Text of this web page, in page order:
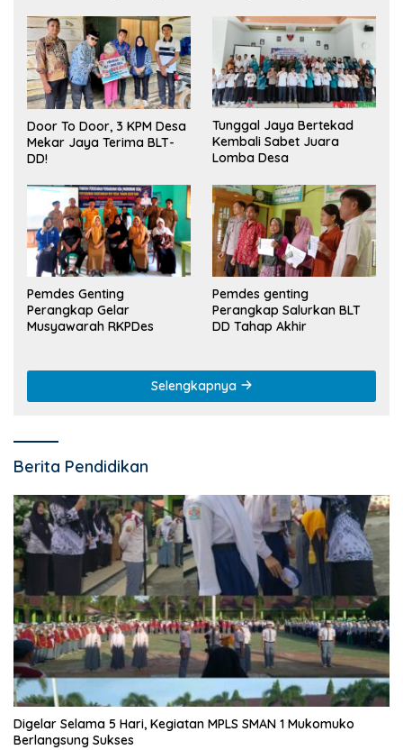
Door To Door, 3 KPM Desa
Mekar Jaya Terima BLT-
DD!
Tunggal Jaya Bertekad
Kembali Sabet Juara
Lomba Desa
Pemdes Genting
Perangkap Gelar
Musyawarah RKPDes
Pemdes genting
Perangkap Salurkan BLT
DD Tahap Akhir
Selengkapnya
Berita Pendidikan
Digelar Selama 5 Hari, Kegiatan MPLS SMAN 1 Mukomuko
Berlangsung Sukses